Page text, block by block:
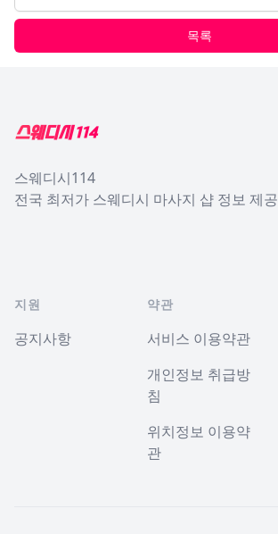
목록
스웨디시114
전국 최저가 스웨디시 마사지 샵 정보 제공
지원
공지사항
약관
서비스 이용약관
개인정보 취급방
침
위치정보 이용약
관